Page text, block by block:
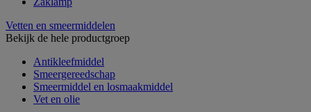
Vetten en smeermiddelen
Bekijk de hele productgroep
Antikleefmiddel
Smeergereedschap
Smeermiddel en losmaakmiddel
Vet en olie